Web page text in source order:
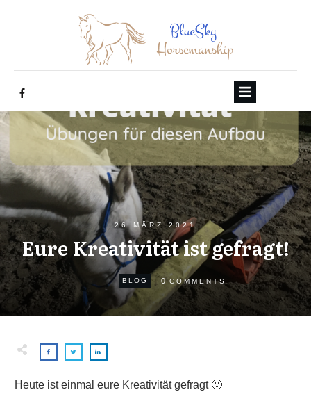
26 MÄRZ 2021
Eure Kreativität ist gefragt!
BLOG 0 COMMENTS
Heute ist einmal eure Kreativität gefragt 🙂